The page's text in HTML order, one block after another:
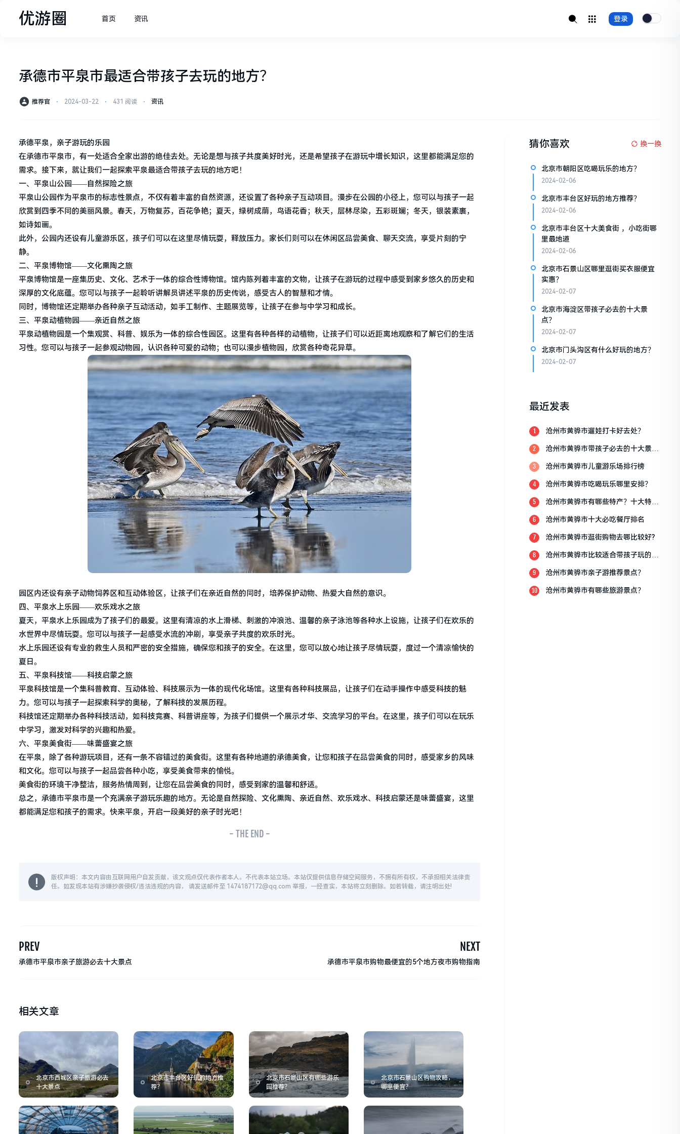
优游圈 首页 资讯 登录
承德市平泉市最适合带孩子去玩的地方？
推荐官 ⋅ 2024-03-22 ⋅ 431 阅读 ⋅ 资讯
承德平泉，亲子游玩的乐园
在承德市平泉市，有一处适合全家出游的绝佳去处。无论是想与孩子共度美好时光，还是希望孩子在游玩中增长知识，这里都能满足您的
需求。接下来，就让我们一起探索平泉最适合带孩子去玩的地方吧！
一、平泉山公园——自然探险之旅
平泉山公园作为平泉市的标志性景点，不仅有着丰富的自然资源，还设置了各种亲子互动项目。漫步在公园的小径上，您可以与孩子一起
欣赏到四季不同的美丽风景。春天，万物复苏，百花争艳；夏天，绿树成荫，鸟语花香；秋天，层林尽染，五彩斑斓；冬天，银装素裹，
如诗如画。
此外，公园内还设有儿童游乐区，孩子们可以在这里尽情玩耍，释放压力。家长们则可以在休闲区品尝美食、聊天交流，享受片刻的宁
静。
二、平泉博物馆——文化熏陶之旅
平泉博物馆是一座集历史、文化、艺术于一体的综合性博物馆。馆内陈列着丰富的文物，让孩子在游玩的过程中感受到家乡悠久的历史和
深厚的文化底蕴。您可以与孩子一起聆听讲解员讲述平泉的历史传说，感受古人的智慧和才情。
同时，博物馆还定期举办各种亲子互动活动，如手工制作、主题展览等，让孩子在参与中学习和成长。
三、平泉动植物园——亲近自然之旅
平泉动植物园是一个集观赏、科普、娱乐为一体的综合性园区。这里有各种各样的动植物，让孩子们可以近距离地观察和了解它们的生活
习性。您可以与孩子一起参观动物园，认识各种可爱的动物；也可以漫步植物园，欣赏各种奇花异草。
园区内还设有亲子动物饲养区和互动体验区，让孩子们在亲近自然的同时，培养保护动物、热爱大自然的意识。
四、平泉水上乐园——欢乐戏水之旅
夏天，平泉水上乐园成为了孩子们的最爱。这里有清凉的水上滑梯、刺激的冲浪池、温馨的亲子泳池等各种水上设施，让孩子们在欢乐的
水世界中尽情玩耍。您可以与孩子一起感受水流的冲刷，享受亲子共度的欢乐时光。
水上乐园还设有专业的救生人员和严密的安全措施，确保您和孩子的安全。在这里，您可以放心地让孩子尽情玩耍，度过一个清凉愉快的
夏日。
五、平泉科技馆——科技启蒙之旅
平泉科技馆是一个集科普教育、互动体验、科技展示为一体的现代化场馆。这里有各种科技展品，让孩子们在动手操作中感受科技的魅
力。您可以与孩子一起探索科学的奥秘，了解科技的发展历程。
科技馆还定期举办各种科技活动，如科技竞赛、科普讲座等，为孩子们提供一个展示才华、交流学习的平台。在这里，孩子们可以在玩乐
中学习，激发对科学的兴趣和热爱。
六、平泉美食街——味蕾盛宴之旅
在平泉，除了各种游玩项目，还有一条不容错过的美食街。这里有各种地道的承德美食，让您和孩子在品尝美食的同时，感受家乡的风味
和文化。您可以与孩子一起品尝各种小吃，享受美食带来的愉悦。
美食街的环境干净整洁，服务热情周到，让您在品尝美食的同时，感受到家的温馨和舒适。
总之，承德市平泉市是一个充满亲子游玩乐趣的地方。无论是自然探险、文化熏陶、亲近自然、欢乐戏水、科技启蒙还是味蕾盛宴，这里
都能满足您和孩子的需求。快来平泉，开启一段美好的亲子时光吧！
- THE END -
版权声明：本文内容由互联网用户自发贡献，该文观点仅代表作者本人。不代表本站立场。本站仅提供信息存储空间服务，不拥有所有权，不承担相关法律责
任。如发现本站有涉嫌抄袭侵权/违法违规的内容， 请发送邮件至 1474187172@qq.com 举报，一经查实，本站将立刻删除。如若转载，请注明出处!
PREV
承德市平泉市亲子旅游必去十大景点
NEXT
承德市平泉市购物最便宜的5个地方夜市购物指南
相关文章
北京市西城区亲子旅游必去
十大景点
北京市丰台区好玩的地方推
荐？
北京市石景山区有哪些游乐
园推荐？
北京市石景山区购物攻略，
哪里便宜？
猜你喜欢 换一换
北京市朝阳区吃喝玩乐的地方？
2024-02-06
北京市丰台区好玩的地方推荐？
2024-02-06
北京市丰台区十大美食街 ，小吃街哪
里最地道
2024-02-06
北京市石景山区哪里逛街买衣服便宜
实惠？
2024-02-07
北京市海淀区带孩子必去的十大景
点？
2024-02-07
北京市门头沟区有什么好玩的地方？
2024-02-07
最近发表
1 沧州市黄骅市遛娃打卡好去处？
2
沧州市黄骅市带孩子必去的十大景
3 沧州市黄骅市儿童游乐场排行榜
4 沧州市黄骅市吃喝玩乐哪里安排？
5
沧州市黄骅市有哪些特产？十大特产
6 沧州市黄骅市十大必吃餐厅排名
7 沧州市黄骅市逛街购物去哪比较好?
8
沧州市黄骅市比较适合带孩子玩的地
9 沧州市黄骅市亲子游推荐景点？
10 沧州市黄骅市有哪些旅游景点？